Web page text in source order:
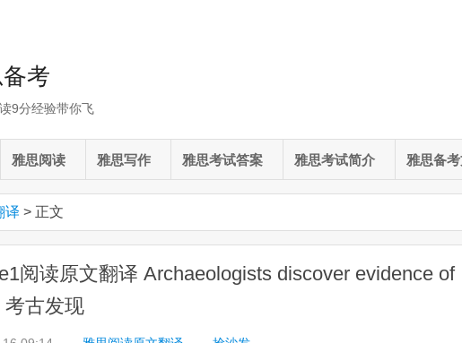
考
9分经验带你飞
雅思阅读 雅思写作 雅思考试答案 雅思考试简介 雅思备
译 > 正文
阅读原文翻译 Archaeologists discover evidence of
考古发现